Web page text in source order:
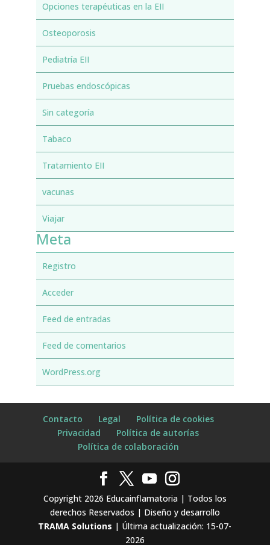
Opciones terapéuticas en la EII
Osteoporosis
Pediatría EII
Pruebas endoscópicas
Sin categoría
Tabaco
Tratamiento EII
vacunas
Viajar
Meta
Registro
Acceder
Feed de entradas
Feed de comentarios
WordPress.org
Contacto Legal
Política de cookies
Privacidad
Política de autorías
Política de colaboración
Copyright 2026 Educainflamatoria | Todos los
derechos Reservados | Diseño y desarrollo
TRAMA Solutions | Última actualización: 15-07-
2026